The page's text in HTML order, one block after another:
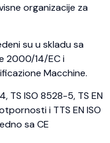
organizacije za
su u skladu sa
2000/14/EC i
Macchine.
TS ISO 8528-5, TS EN
i TTS EN ISO
sa CE